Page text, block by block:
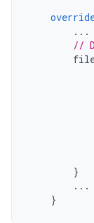
...
//
}
...
}